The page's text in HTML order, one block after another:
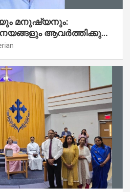
മനുഷ്യനും:
നയങ്ങളും ആവർത്തിക്കുന്ന